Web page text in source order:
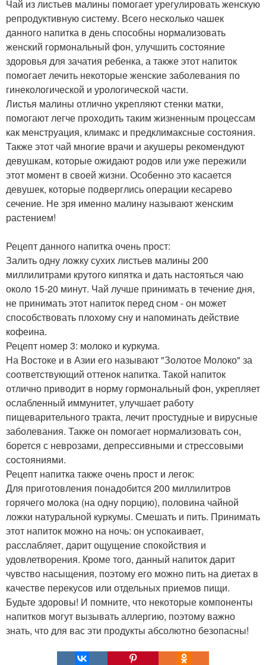
Чай из листьев малины помогает урегулировать женскую
репродуктивную систему. Всего несколько чашек
данного напитка в день способны нормализовать
женский гормональный фон, улучшить состояние
здоровья для зачатия ребенка, а также этот напиток
помогает лечить некоторые женские заболевания по
гинекологической и урологической части.
Листья малины отлично укрепляют стенки матки,
помогают легче проходить таким жизненным процессам
как менструация, климакс и предклимаксные состояния.
Также этот чай многие врачи и акушеры рекомендуют
девушкам, которые ожидают родов или уже пережили
этот момент в своей жизни. Особенно это касается
девушек, которые подверглись операции кесарево
сечение. Не зря именно малину называют женским
растением!
Рецепт данного напитка очень прост:
Залить одну ложку сухих листьев малины 200
миллилитрами крутого кипятка и дать настояться чаю
около 15-20 минут. Чай лучше принимать в течение дня,
не принимать этот напиток перед сном - он может
способствовать плохому сну и напоминать действие
кофеина.
Рецепт номер 3: молоко и куркума.
На Востоке и в Азии его называют "Золотое Молоко" за
соответствующий оттенок напитка. Такой напиток
отлично приводит в норму гормональный фон, укрепляет
ослабленный иммунитет, улучшает работу
пищеварительного тракта, лечит простудные и вирусные
заболевания. Также он помогает нормализовать сон,
борется с неврозами, депрессивными и стрессовыми
состояниями.
Рецепт напитка также очень прост и легок:
Для приготовления понадобится 200 миллилитров
горячего молока (на одну порцию), половина чайной
ложки натуральной куркумы. Смешать и пить. Принимать
этот напиток можно на ночь: он успокаивает,
расслабляет, дарит ощущение спокойствия и
удовлетворения. Кроме того, данный напиток дарит
чувство насыщения, поэтому его можно пить на диетах в
качестве перекусов или отдельных приемов пищи.
Будьте здоровы! И помните, что некоторые компоненты
напитков могут вызывать аллергию, поэтому важно
знать, что для вас эти продукты абсолютно безопасны!